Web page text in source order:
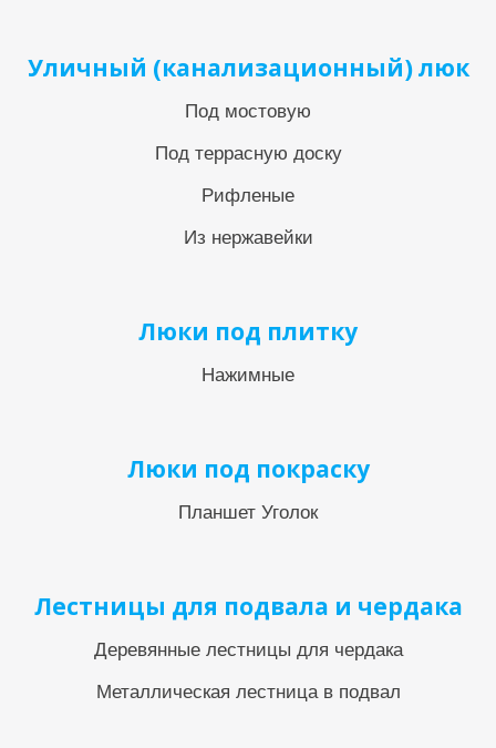
Уличный (канализационный) люк
Под мостовую
Под террасную доску
Рифленые
Из нержавейки
Люки под плитку
Нажимные
Люки под покраску
Планшет Уголок
Лестницы для подвала и чердака
Деревянные лестницы для чердака
Металлическая лестница в подвал